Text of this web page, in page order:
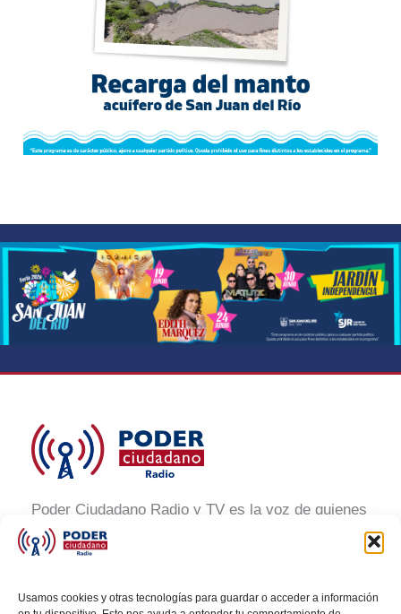
Usamos cookies y otras tecnologías para guardar o acceder a información
Poder Ciudadano Radio y TV es la voz de quienes
buscan un México informado y participativo.
Nuestro compromiso es conectar con la
transformación social a través de noticias claras,